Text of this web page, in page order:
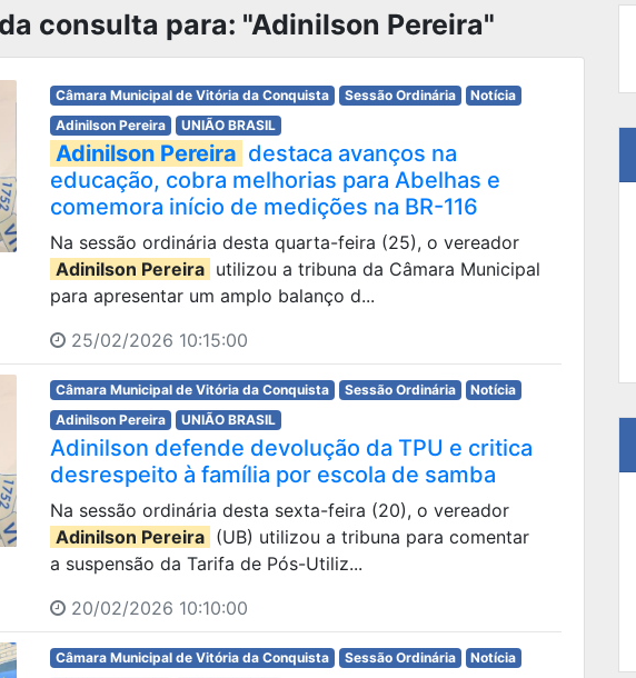
consulta para: "Adinilson Pereira"
Câmara Municipal de Vitória da Conquista Sessão Ordinária
Notícia
Adinilson Pereira
UNIÃO BRASIL
Adinilson Pereira destaca avanços na
educação, cobra melhorias para Abelhas e
comemora início de medições na BR-116
Na sessão ordinária desta quarta-feira (25), o vereador
Adinilson Pereira utilizou a tribuna da Câmara Municipal
para apresentar um amplo balanço d...
25/02/2026 10:15:00
Câmara Municipal de Vitória da Conquista Sessão Ordinária
Notícia
Adinilson Pereira
UNIÃO BRASIL
Adinilson defende devolução da TPU e critica
desrespeito à família por escola de samba
Na sessão ordinária desta sexta-feira (20), o vereador
Adinilson Pereira (UB) utilizou a tribuna para comentar
a suspensão da Tarifa de Pós-Utiliz...
20/02/2026 10:10:00
Câmara Municipal de Vitória da Conquista Sessão Ordinária
Notícia